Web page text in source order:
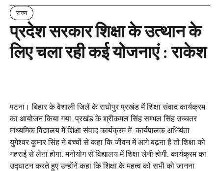
राज्य
प्रदेश सरकार शिक्षा के उत्थान के
लिए चला रही कई योजनाएं : राकेश
पटना। बिहार के वैशाली जिले के राघोपुर प्रखंड में शिक्षा संवाद कार्यक्रम
का आयोजन किया गया. प्रखंड के श्रीकमल सिंह सम्भल सिंह उच्चतर
माध्यमिक विद्यालय में शिक्षा संवाद कार्यक्रम में कार्यपालक अभियंता
युगेश्वर कुमार सिंह ने बच्चों से कहा कि जीवन में आगे बढ़ना है तो शिक्षा को
गहराई से लेना होगा. मनोयोग से विद्यालय में शिक्षा लेनी होगी. कार्यक्रम का
उद्घाटन करते हुए उन्होंने कहा कि शिक्षा के महत्व को सभी को जानना